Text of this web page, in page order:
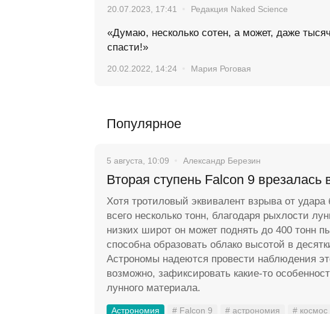
20.07.2023, 17:41 Редакция Naked Science
«Думаю, несколько сотен, а может, даже
спасти!»
20.02.2022, 14:24 Мария Роговая
Популярное
5 августа, 10:09 Александр Березин
Вторая ступень Falcon 9 врезалась
Хотя тротиловый эквивалент взрыва от
всего несколько тонн, благодаря рыхлости
низких широт он может поднять до 400 тонн
способна образовать облако высотой в
Астрономы надеются провести наблюдения
возможно, зафиксировать какие-то
лунного материала.
Астрономия # Falcon 9 # астрономия # космос